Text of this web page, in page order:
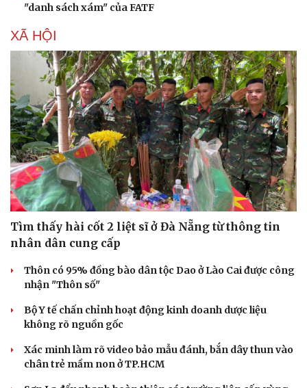
Du lịch
Tư vấn
Podcast
Câu chuyện thời sự
"danh sách xám" của FATF
XÃ HỘI
Tìm thấy hài cốt 2 liệt sĩ ở Đà Nẵng từ thông tin
nhân dân cung cấp
Thôn có 95% đồng bào dân tộc Dao ở Lào Cai được công
nhận "Thôn số"
Bộ Y tế chấn chỉnh hoạt động kinh doanh dược liệu
không rõ nguồn gốc
Xác minh làm rõ video bảo mẫu đánh, bắn dây thun vào
chân trẻ mầm non ở TP.HCM